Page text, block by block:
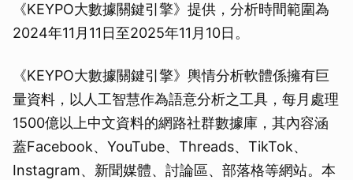
《KEYPO大數據關鍵引擎》提供，分析時間範圍為
2024年11月11日至2025年11月10日。
《KEYPO大數據關鍵引擎》輿情分析軟體係擁有巨
量資料，以人工智慧作為語意分析之工具，每月處理
1500億以上中文資料的網路社群數據庫，其內容涵
蓋Facebook、YouTube、Threads、TikTok、
Instagram、新聞媒體、討論區、部落格等網站。本